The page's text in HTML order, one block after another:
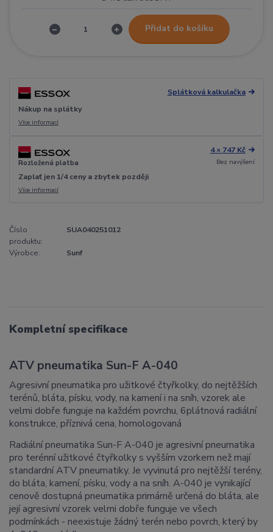
Přidat do košíku
Splátková kalkulačka
Nákup na splátky
Více informací
Rozložená platba
4 × 747 Kč
Bez navýšení
Zaplať jen 1/4 ceny a zbytek později
Více informací
Číslo
produktu:
SUA040251012
Výrobce: Sunf
Kompletní specifikace
ATV pneumatika Sun-F A-040
Agresivní pneumatika pro užitkové čtyřkolky, do nejtěžších
terénů, bláta, písku, vody, na kamení i na sníh, vzorek ale
velmi dobře funguje na každém povrchu, 6plátnová radiální
konstrukce, příznivá cena, homologovaná
Radiální pneumatika Sun-F A-040 je agresivní pneumatika
pro terénní užitkové čtyřkolky s vyšším vzorkem než mají
standardní ATV pneumatiky. Je vyvinutá pro nejtěžší terény,
do bláta, kamení, písku, vody a na sníh. A-040 je vynikající
cenově dostupná pneumatika primárně určená do bláta, ale
její agresivní vzorek velmi dobře funguje ve všech
podmínkách - neexistuje žádný terén nebo povrch, který by